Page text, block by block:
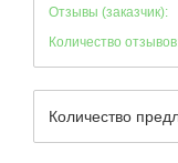
Отзывы (заказчик):
Количество
Количество